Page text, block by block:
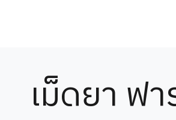
เม็ดยา ฟ